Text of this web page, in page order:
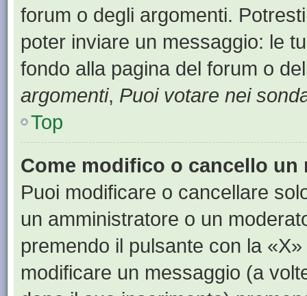
forum o degli argomenti.
poter inviare un messaggio: le
fondo alla pagina del forum o
argomenti, Puoi votare nei
Top
Come modifico o cancello un
Puoi modificare o cancellare
un amministratore o un
premendo il pulsante con la
modificare un messaggio (a